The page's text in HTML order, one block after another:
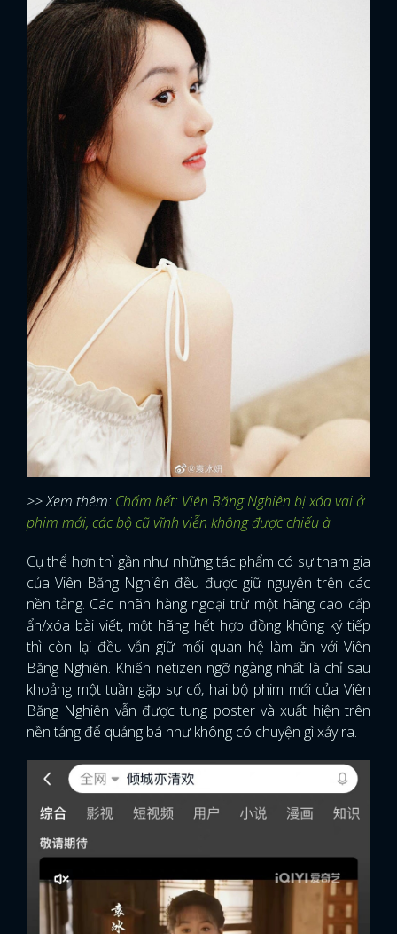
>> Xem thêm: Chấm hết: Viên Băng Nghiên bị xóa vai ở
phim mới, các bộ cũ vĩnh viễn không được chiếu à
Cụ thể hơn thì gần như những tác phẩm có sự tham gia
của Viên Băng Nghiên đều được giữ nguyên trên các
nền tảng. Các nhãn hàng ngoại trừ một hãng cao cấp
ẩn/xóa bài viết, một hãng hết hợp đồng không ký tiếp
thì còn lại đều vẫn giữ mối quan hệ làm ăn với Viên
Băng Nghiên. Khiến netizen ngỡ ngàng nhất là chỉ sau
khoảng một tuần gặp sự cố, hai bộ phim mới của Viên
Băng Nghiên vẫn được tung poster và xuất hiện trên
nền tảng để quảng bá như không có chuyện gì xảy ra.